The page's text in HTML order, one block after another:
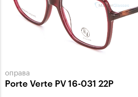
оправа
Porte Verte PV 16-031 22P